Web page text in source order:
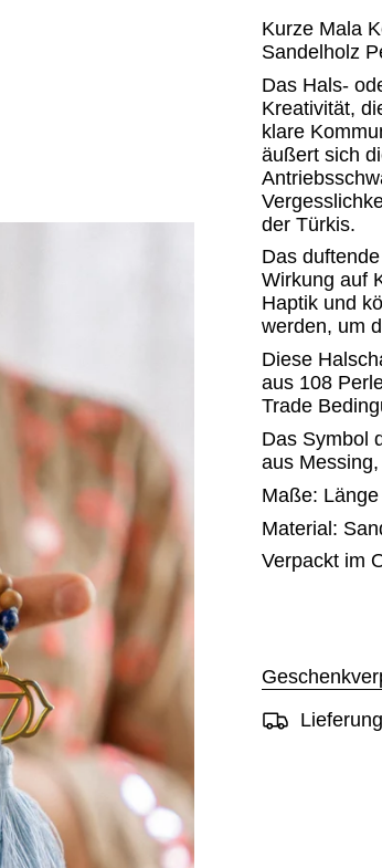
Kurze Mala
Sandelholz
Das Hals-
Kreativität,
klare
äußert sich
der Türkis.
Das
Wirkung auf
Haptik und
werden, um
Diese
aus 108
Trade
Das Symbol
aus
Maße:
Material:
Verpackt im